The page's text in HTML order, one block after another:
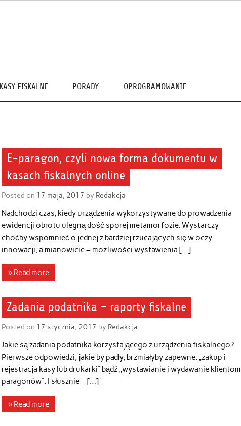
KASY FISKALNE PORADY OPROGRAMOWANIE
E-paragon, czyli nowa forma dokumentu w
kasach fiskalnych online
Posted on 17 maja, 2017 by Redakcja
Nadchodzi czas, kiedy urządzenia wykorzystywane do prowadzenia
ewidencji obrotu ulegną dość sporej metamorfozie. Wystarczy
choćby wspomnieć o jednej z bardziej rzucających się w oczy
innowacji, a mianowicie – możliwości wystawienia […]
» Read more
Zadania podatnika – raporty fiskalne
Posted on 17 stycznia, 2017 by Redakcja
Jakie są zadania podatnika korzystającego z urządzenia fiskalnego?
Pierwsze odpowiedzi, jakie by padły, brzmiałyby zapewne: „zakup i
rejestracja kasy lub drukarki” bądź „wystawianie i wydawanie klientom
paragonów”. I słusznie – […]
» Read more